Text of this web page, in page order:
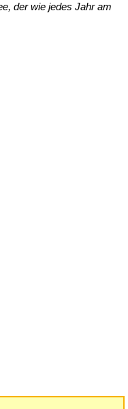
der wie jedes Jahr am